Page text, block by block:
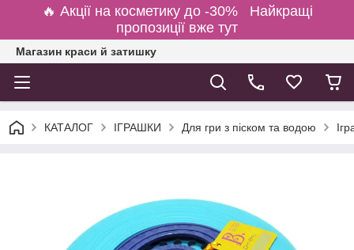
🔥 Акції на косметику до -30% Найкращі
пропозиції вже тут
Магазин краси й затишку
КАТАЛОГ ІГРАШКИ Для гри з піском та водою